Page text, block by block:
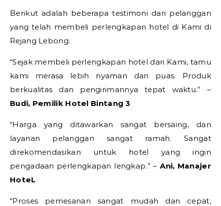
Berikut adalah beberapa testimoni dari pelanggan
yang telah membeli perlengkapan hotel di Kami di
Rejang Lebong:
“Sejak membeli perlengkapan hotel dari Kami, tamu
kami merasa lebih nyaman dan puas. Produk
berkualitas dan pengirimannya tepat waktu.” –
Budi, Pemilik Hotel Bintang 3
“Harga yang ditawarkan sangat bersaing, dan
layanan pelanggan sangat ramah. Sangat
direkomendasikan untuk hotel yang ingin
pengadaan perlengkapan lengkap.” –Ani, Manajer
HoteL
“Proses pemesanan sangat mudah dan cepat,